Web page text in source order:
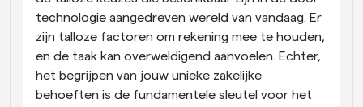
technologie aangedreven wereld van vandaag. Er
zijn talloze factoren om rekening mee te houden,
en de taak kan overweldigend aanvoelen. Echter,
het begrijpen van jouw unieke zakelijke
behoeften is de fundamentele sleutel voor het